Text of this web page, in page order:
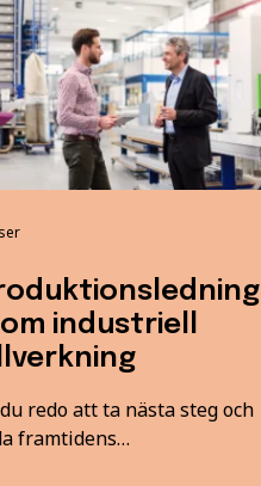
industriell
redo att ta nästa steg och
framtidens…